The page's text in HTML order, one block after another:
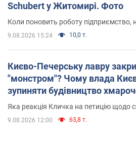
Schubert у Житомирі. Фото
Коли поновить роботу підприємство,
9.08.2026 15:24 10,0 т.
Києво-Печерську лавру
"монстром"? Чому влада
зупиняти будівництво
вірянина"
Яка реакція Кличка на петицію щодо
9.08.2026 12:00 63,8 т.